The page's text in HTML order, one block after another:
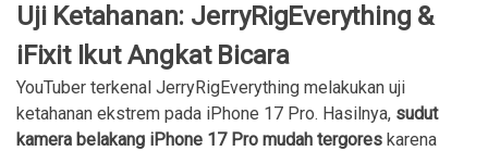
Uji Ketahanan: JerryRigEverything &
iFixit Ikut Angkat Bicara
YouTuber terkenal JerryRigEverything melakukan uji
ketahanan ekstrem pada iPhone 17 Pro. Hasilnya, sudut
kamera belakang iPhone 17 Pro mudah tergores karena